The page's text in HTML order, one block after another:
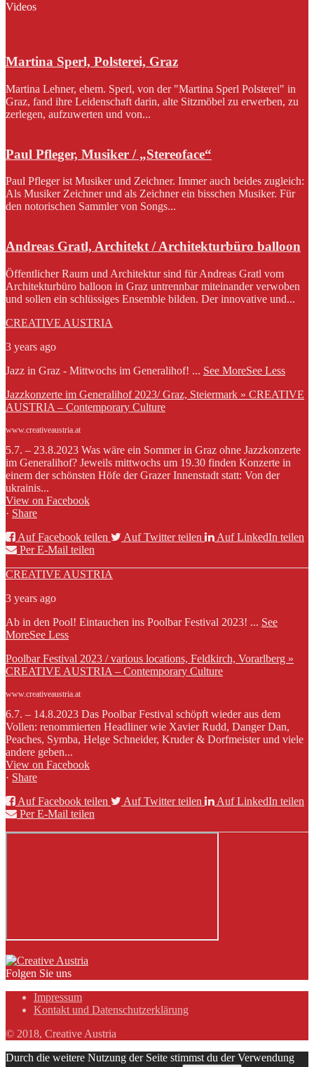
Videos
Martina Sperl, Polsterei, Graz
Martina Lehner, ehem. Sperl, von der "Martina Sperl Polsterei" in
Graz, fand ihre Leidenschaft darin, alte Sitzmöbel zu erwerben, zu
zerlegen, aufzuwerten und von...
Paul Pfleger, Musiker / „Stereoface“
Paul Pfleger ist Musiker und Zeichner. Immer auch beides zugleich:
Als Musiker Zeichner und als Zeichner ein bisschen Musiker. Für
den notorischen Sammler von Songs...
Andreas Gratl, Architekt / Architekturbüro balloon
Öffentlicher Raum und Architektur sind für Andreas Gratl vom
Architekturbüro balloon in Graz untrennbar miteinander verwoben
und sollen ein schlüssiges Ensemble bilden. Der innovative und...
CREATIVE AUSTRIA
3 years ago
Jazz in Graz - Mittwochs im Generalihof! ... See MoreSee Less
Jazzkonzerte im Generalihof 2023/ Graz, Steiermark » CREATIVE
AUSTRIA – Contemporary Culture
www.creativeaustria.at
5.7. – 23.8.2023 Was wäre ein Sommer in Graz ohne Jazzkonzerte
im Generalihof? Jeweils mittwochs um 19.30 finden Konzerte in
einem der schönsten Höfe der Grazer Innenstadt statt: Von der
ukrainis...
View on Facebook
· Share
Auf Facebook teilen
Auf Twitter teilen
Auf LinkedIn teilen
Per E-Mail teilen
CREATIVE AUSTRIA
3 years ago
Ab in den Pool! Eintauchen ins Poolbar Festival 2023! ... See
MoreSee Less
Poolbar Festival 2023 / various locations, Feldkirch, Vorarlberg »
CREATIVE AUSTRIA – Contemporary Culture
www.creativeaustria.at
6.7. – 14.8.2023 Das Poolbar Festival schöpft wieder aus dem
Vollen: renommierten Headliner wie Xavier Rudd, Danger Dan,
Peaches, Symba, Helge Schneider, Kruder & Dorfmeister und viele
andere geben...
View on Facebook
· Share
Auf Facebook teilen
Auf Twitter teilen
Auf LinkedIn teilen
Per E-Mail teilen
Folgen Sie uns
Impressum
Kontakt und Datenschutzerklärung
© 2018, Creative Austria
Durch die weitere Nutzung der Seite stimmst du der Verwendung